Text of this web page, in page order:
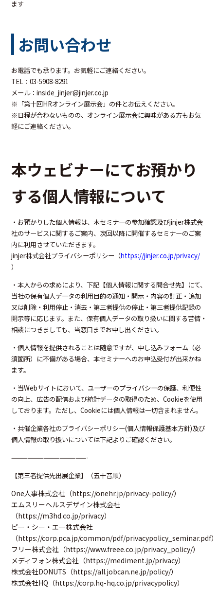
ます
お問い合わせ
お電話でも承ります。お気軽にご連絡ください。
TEL：03-5908-8291
メール：inside_jinjer@jinjer.co.jp
※「第十回HRオンライン展示会」の件とお伝えください。
※日程が合わないものの、オンライン展示会に興味がある方もお気
軽にご連絡ください。
本ウェビナーにてお預かり
する個人情報について
・お預かりした個人情報は、本セミナーの参加確認及びjinjer株式会
社のサービスに関するご案内、次回以降に開催するセミナーのご案
内に利用させていただきます。
jinjer株式会社プライバシーポリシー（https://jinjer.co.jp/privacy/
）
・本人からの求めにより、下記【個人情報に関する問合せ先】にて、
当社の保有個人データの利用目的の通知・開示・内容の訂正・追加
又は削除・利用停止・消去・第三者提供の停止・第三者提供記録の
開示等に応じます。また、保有個人データの取り扱いに関する苦情・
相談につきましても、当窓口までお申し出ください。
・個人情報を提供されることは随意ですが、申し込みフォーム（必
須箇所）に不備がある場合、本セミナーへのお申込受付が出来かね
ます。
・当Webサイトにおいて、ユーザーのプライバシーの保護、利便性
の向上、広告の配信および統計データの取得のため、Cookieを使用
しております。ただし、Cookieには個人情報は一切含まれません。
・共催企業各社のプライバシーポリシー(個人情報保護基本方針)及び
個人情報の取り扱いについては下記よりご確認ください。
——————————————-
【第三者提供先出展企業】（五十音順）
One人事株式会社（https://onehr.jp/privacy-policy/）
エムスリーヘルスデザイン株式会社
（https://m3hd.co.jp/privacy）
ピー・シー・エー株式会社
（https://corp.pca.jp/common/pdf/privacypolicy_seminar.pdf）
フリー株式会社（https://www.freee.co.jp/privacy_policy/）
メディフォン株式会社（https://mediment.jp/privacy）
株式会社DONUTS（https://all.jobcan.ne.jp/policy/）
株式会社HQ（https://corp.hq-hq.co.jp/privacypolicy）